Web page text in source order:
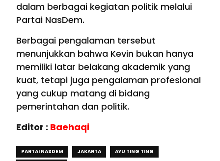
dalam berbagai kegiatan politik melalui
Partai NasDem.
Berbagai pengalaman tersebut
menunjukkan bahwa Kevin bukan hanya
memiliki latar belakang akademik yang
kuat, tetapi juga pengalaman profesional
yang cukup matang di bidang
pemerintahan dan politik.
Editor : Baehaqi
PARTAI NASDEM JAKARTA
AYU TING TING